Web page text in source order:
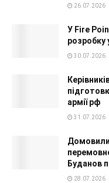
26.07.2026
У Fire
розробку
30.07.2026
армії рф
31.07.2026
Буданов
28.07.2026